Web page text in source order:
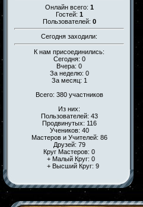
Онлайн всего: 1
Гостей: 1
Пользователей: 0
Сегодня заходили:
К нам присоединились:
Сегодня: 0
Вчера: 0
За неделю: 0
За месяц: 1
Всего: 380 участников
Из них:
Пользователей: 43
Продвинутых: 116
Учеников: 40
Мастеров и Учителей: 86
Друзей: 79
Круг Мастеров: 0
+ Малый Круг: 0
+ Высший Круг: 9